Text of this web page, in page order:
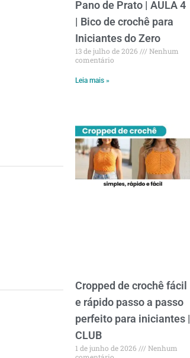
Pano de Prato | AULA 4
| Bico de crochê para
Iniciantes do Zero
13 de julho de 2026
Nenhum
comentário
Leia mais »
Cropped de crochê fácil
e rápido passo a passo
perfeito para iniciantes |
CLUB
1 de junho de 2026
Nenhum